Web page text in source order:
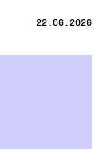
22.06.2026